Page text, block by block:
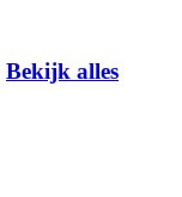
Bekijk alles